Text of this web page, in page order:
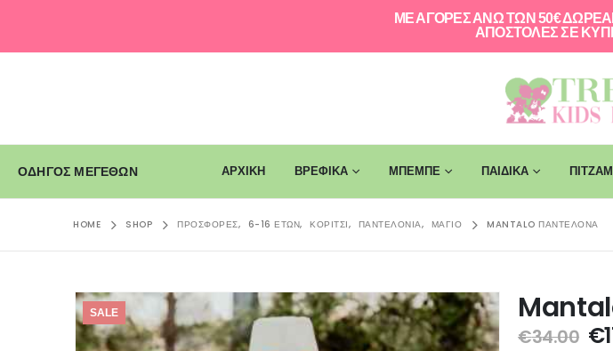
ΜΕ ΑΓΟΡΕΣ ΑΝΩ ΤΩΝ 50€
ΑΠΟΣΤΟΛΕΣ ΣΕ
ΟΔΗΓΟΣ ΜΕΓΕΘΩΝ ΑΡΧΙΚΗ ΒΡΕΦΙΚΑ ΜΠΕΜΠΕ ΠΑΙΔΙΚΑ
HOME SHOP ΠΡΟΣΦΟΡΈΣ, 6-16 ΕΤΏΝ, ΚΟΡΊΤΣΙ, ΠΑΝΤΕΛΌΝΙΑ, ΜΑΓΙΌ MANTALO ΠΑΝΤΕΛΌΝΑ
SALE
€34.00 €